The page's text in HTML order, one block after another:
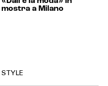
mostra a Milano
STYLE